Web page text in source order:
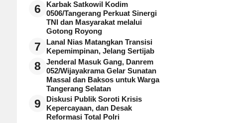
6
Karbak Satkowil Kodim
0506/Tangerang Perkuat Sinergi
TNI dan Masyarakat melalui
Gotong Royong
7
Lanal Nias Matangkan Transisi
Kepemimpinan, Jelang Sertijab
8
Jenderal Masuk Gang, Danrem
052/Wijayakrama Gelar Sunatan
Massal dan Baksos untuk Warga
Tangerang Selatan
9
Diskusi Publik Soroti Krisis
Kepercayaan, dan Desak
Reformasi Total Polri